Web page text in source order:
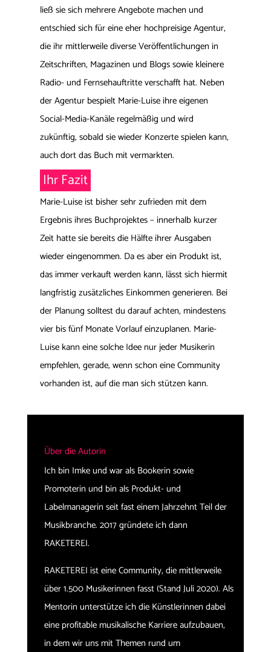
ließ sie sich mehrere Angebote machen und
entschied sich für eine eher hochpreisige Agentur,
die ihr mittlerweile diverse Veröffentlichungen in
Zeitschriften, Magazinen und Blogs sowie kleinere
Radio- und Fernsehauftritte verschafft hat. Neben
der Agentur bespielt Marie-Luise ihre eigenen
Social-Media-Kanäle regelmäßig und wird
zukünftig, sobald sie wieder Konzerte spielen kann,
auch dort das Buch mit vermarkten.
Ihr Fazit
Marie-Luise ist bisher sehr zufrieden mit dem
Ergebnis ihres Buchprojektes – innerhalb kurzer
Zeit hatte sie bereits die Hälfte ihrer Ausgaben
wieder eingenommen. Da es aber ein Produkt ist,
das immer verkauft werden kann, lässt sich hiermit
langfristig zusätzliches Einkommen generieren. Bei
der Planung solltest du darauf achten, mindestens
vier bis fünf Monate Vorlauf einzuplanen. Marie-
Luise kann eine solche Idee nur jeder Musikerin
empfehlen, gerade, wenn schon eine Community
vorhanden ist, auf die man sich stützen kann.
Über die Autorin
Ich bin Imke und war als Bookerin sowie
Promoterin und bin als Produkt- und
Labelmanagerin seit fast einem Jahrzehnt Teil der
Musikbranche. 2017 gründete ich dann
RAKETEREI.
RAKETEREI ist eine Community, die mittlerweile
über 1.500 Musikerinnen fasst (Stand Juli 2020). Als
Mentorin unterstütze ich die Künstlerinnen dabei
eine profitable musikalische Karriere aufzubauen,
in dem wir uns mit Themen rund um